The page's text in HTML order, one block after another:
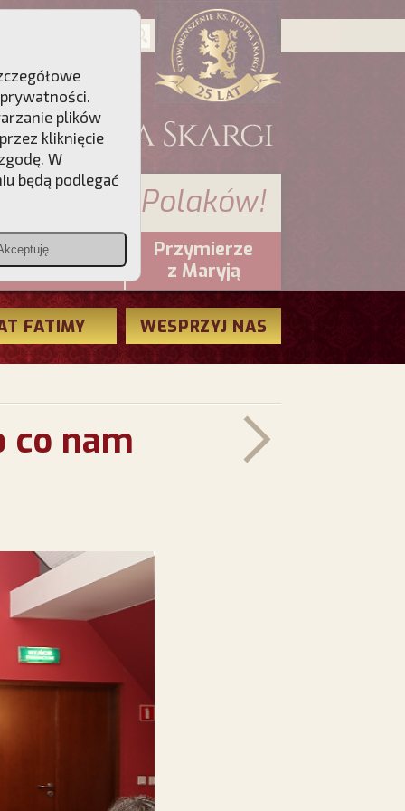
Polaków!
PCh24.pl
Przymierze
z Maryją
FATIMY WESPRZYJ NAS
co nam
.
plików
kliknięcie
W
będą podlegać